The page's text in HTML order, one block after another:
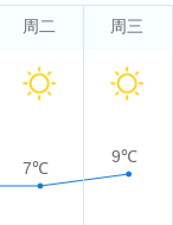
周二 周三
7℃
9℃